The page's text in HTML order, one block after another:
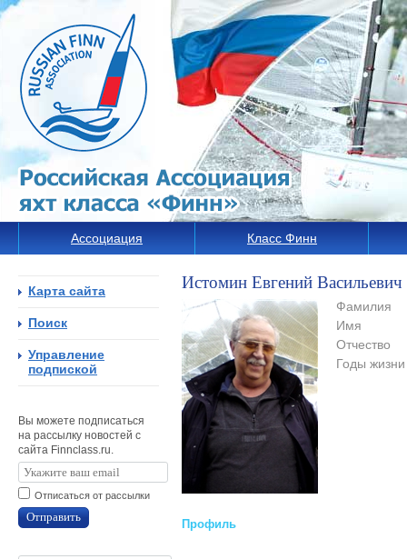
Ассоциация Класс Финн
Истомин Евгений Васильевич
Профиль
Фамилия
Имя
Отчество
Годы жизни
Карта сайта
Поиск
Управление
подпиской
Вы можете подписаться
на рассылку новостей с
сайта Finnclass.ru.
Отписаться от рассылки
Отправить